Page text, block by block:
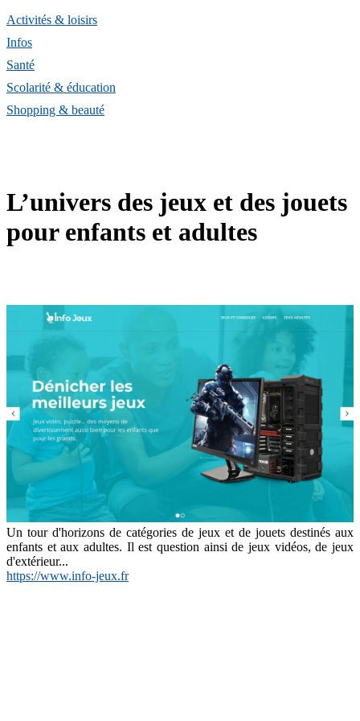
Activités & loisirs
Infos
Santé
Scolarité & éducation
Shopping & beauté
L’univers des jeux et des jouets
pour enfants et adultes
Un tour d'horizons de catégories de jeux et de jouets destinés aux
enfants et aux adultes. Il est question ainsi de jeux vidéos, de jeux
d'extérieur...
https://www.info-jeux.fr